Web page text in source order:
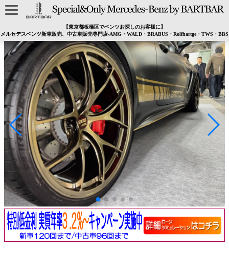
【東京都板橋区でベンツお探しのお客様に】
メルセデスベンツ新車販売、中古車販売専門店-AMG・WALD・BRABUS・Rolfhartge・TWS・BBS